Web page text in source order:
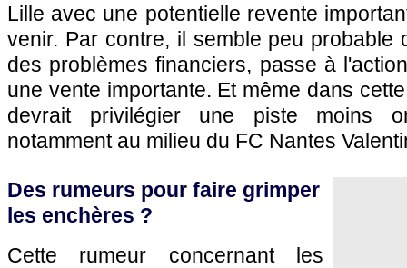
Lille avec une potentielle revente
venir. Par contre, il semble peu probable
des problèmes financiers, passe à
une vente importante. Et même dans
devrait privilégier une piste moins
notamment au milieu du FC Nantes
Des rumeurs pour faire grimper
les enchères ?
Cette rumeur concernant les